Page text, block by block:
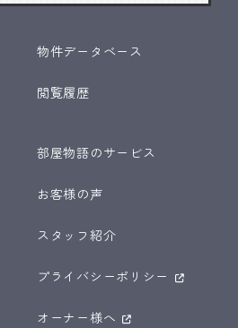
物件データベース
閲覧履歴
部屋物語のサービス
お客様の声
スタッフ紹介
プライバシーポリシー
オーナー様へ